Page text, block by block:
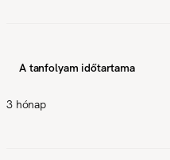
A tanfolyam időtartama
3 hónap